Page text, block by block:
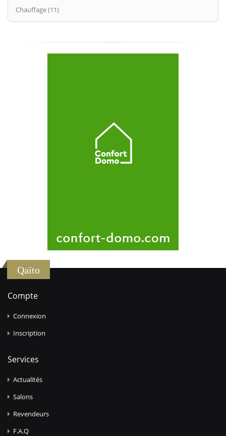
Chauffage (11)
Qaïto
Compte
Connexion
Inscription
Services
Actualités
Salons
Revendeurs
F.A.Q